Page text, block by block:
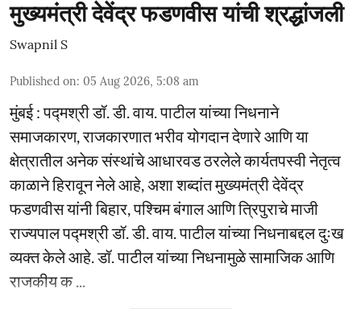
मुख्यमंत्री देवेंद्र फडणवीस यांची श्रद्धांजली
Swapnil S
Published on: 05 Aug 2026, 5:08 am
मुंबई : पद्मश्री डॉ. डी. वाय. पाटील यांच्या निधनाने
समाजकारण, राजकारणात भरीव योगदान देणारे आणि या
क्षेत्रातील अनेक संस्थांचे आधारवड ठरलेले कार्यतपस्वी नेतृत्व
काळाने हिरावून नेले आहे, अशा शब्दांत मुख्यमंत्री देवेंद्र
फडणवीस यांनी बिहार, पश्चिम बंगाल आणि त्रिपुराचे माजी
राज्यपाल पद्मश्री डॉ. डी. वाय. पाटील यांच्या निधनाबद्दल दुःख
व्यक्त केले आहे. डॉ. पाटील यांच्या निधनामुळे सामाजिक आणि
राजकीय क ...